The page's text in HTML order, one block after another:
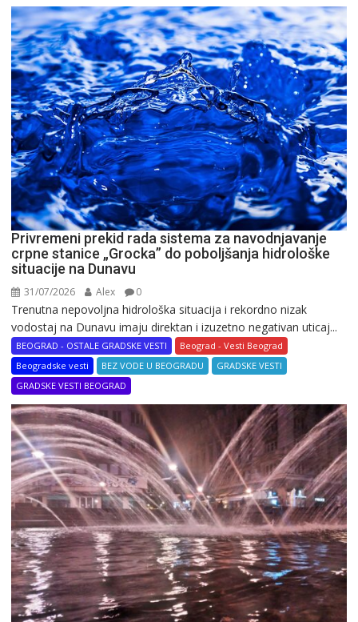
Privremeni prekid rada sistema za navodnjavanje
crpne stanice „Grocka” do poboljšanja hidrološke
situacije na Dunavu
31/07/2026 Alex 0
Trenutna nepovoljna hidrološka situacija i rekordno nizak
vodostaj na Dunavu imaju direktan i izuzetno negativan uticaj...
BEOGRAD - OSTALE GRADSKE VESTI
Beograd - Vesti Beograd
Beogradske vesti
BEZ VODE U BEOGRADU
GRADSKE VESTI
GRADSKE VESTI BEOGRAD